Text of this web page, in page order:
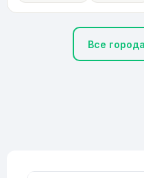
Все